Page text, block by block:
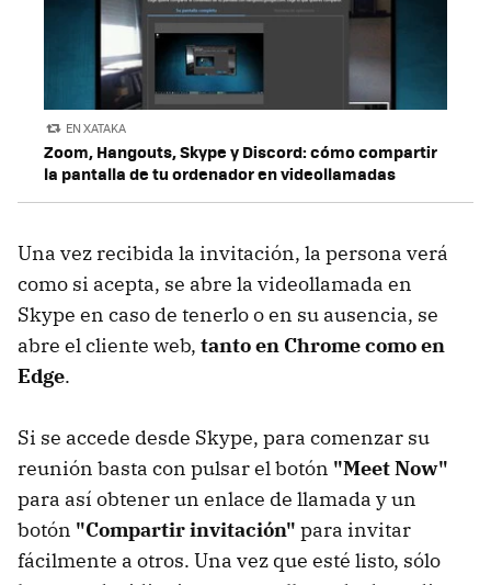
EN XATAKA
Zoom, Hangouts, Skype y Discord: cómo compartir
la pantalla de tu ordenador en videollamadas
Una vez recibida la invitación, la persona verá
como si acepta, se abre la videollamada en
Skype en caso de tenerlo o en su ausencia, se
abre el cliente web, tanto en Chrome como en
Edge.
Si se accede desde Skype, para comenzar su
reunión basta con pulsar el botón "Meet Now"
para así obtener un enlace de llamada y un
botón "Compartir invitación" para invitar
fácilmente a otros. Una vez que esté listo, sólo